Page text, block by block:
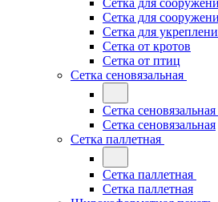
Сетка для
Сетка для
Сетка для
Сетка от кротов
Сетка от птиц
Сетка сеновязальная
Сетка сеновязальная
Сетка сеновязальная
Сетка паллетная
Сетка паллетная
Сетка паллетная